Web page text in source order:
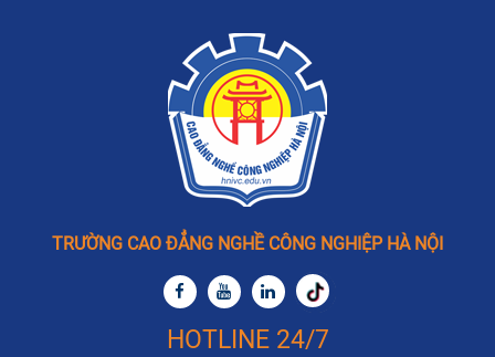
TRƯỜNG CAO ĐẲNG NGHỀ CÔNG NGHIỆP HÀ NỘI
HOTLINE 24/7